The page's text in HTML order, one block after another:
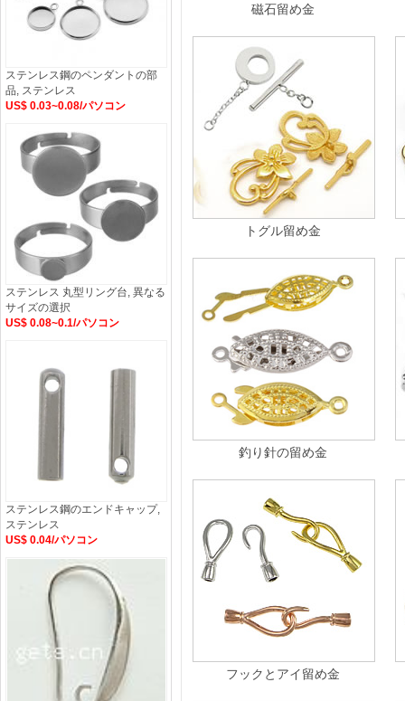
磁石留め金
トグル留め金
釣り針の留め金
フックとアイ留め金
ステンレス鋼のペンダントの部
品, ステンレス
US$ 0.03~0.08/パソコン
ステンレス 丸型リング台, 異なる
サイズの選択
US$ 0.08~0.1/パソコン
ステンレス鋼のエンドキャップ,
ステンレス
US$ 0.04/パソコン